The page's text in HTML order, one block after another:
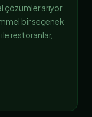
çözümler arıyor.
bir seçenek
restoranlar,